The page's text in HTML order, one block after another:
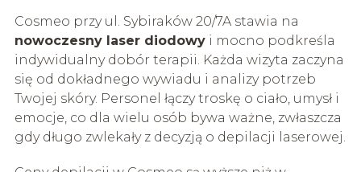
Cosmeo przy ul. Sybiraków 20/7A stawia na
nowoczesny laser diodowyi mocno podkreśla
indywidualny dobór terapii. Każda wizyta zaczyna
się od dokładnego wywiadu i analizy potrzeb
Twojej skóry. Personel łączy troskę o ciało, umysł i
emocje, co dla wielu osób bywa ważne, zwłaszcza
gdy długo zwlekały z decyzją o depilacji laserowej.